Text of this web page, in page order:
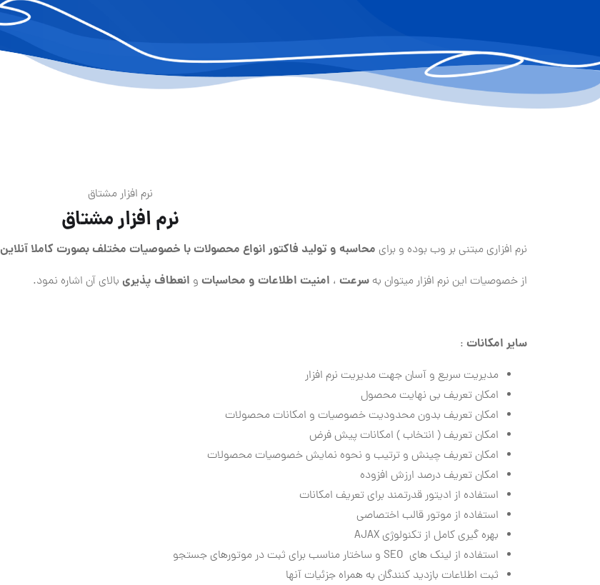
نرم افزار مشتاق
نرم افزار مشتاق
نرم افزاری مبتنی بر وب بوده و برای محاسبه و تولید فاکتور انواع محصولات با خصوصیات مختلف بصورت کاملا آنلاین
از خصوصیات این نرم افزار میتوان بهسرعت ، امنیت اطلاعات و محاسبات و انعطاف پذیری بالای آن اشاره نمود.
سایر امکانات :
مدیریت سریع و آسان جهت مدیریت نرم افزار
امکان تعریف بی نهایت محصول
امکان تعریف بدون محدودیت خصوصیات و امکانات محصولات
امکان تعریف ( انتخاب ) امکانات پیش فرض
امکان تعریف چینش و ترتیب و نحوه نمایش خصوصیات محصولات
امکان تعریف درصد ارزش افزوده
استفاده از ادیتور قدرتمند برای تعریف امکانات
استفاده از موتور قالب اختصاصی
بهره گیری کامل از تکنولوژیAJAX
استفاده از لینک های SEO و ساختار مناسب برای ثبت در موتورهای جستجو
ثبت اطلاعات بازدید کنندگان به همراه جزئیات آنها